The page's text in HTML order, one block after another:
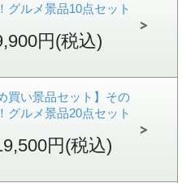
グルメ景品10点セット
円(税込)
買い景品セット】その
グルメ景品20点セット
円(税込)